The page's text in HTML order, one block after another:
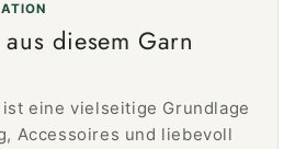
diesem Garn
eine vielseitige Grundlage
Accessoires und liebevoll